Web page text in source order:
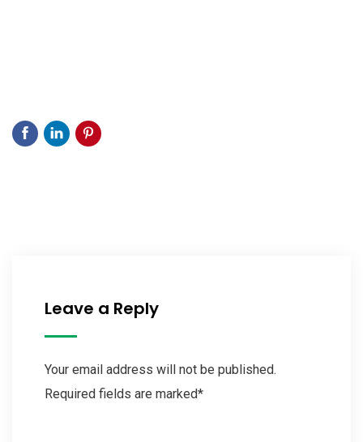
Leave a Reply
Your email address will not be published.
Required fields are marked*